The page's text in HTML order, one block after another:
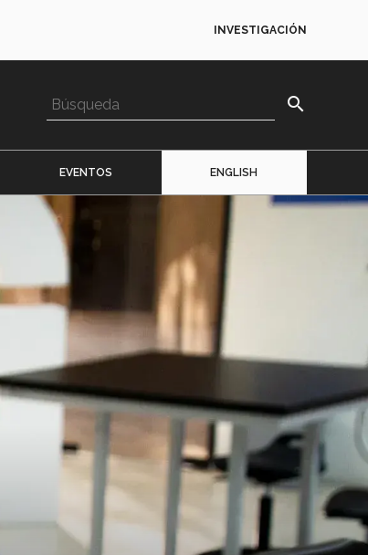
INVESTIGACIÓN
search
EVENTOS ENGLISH